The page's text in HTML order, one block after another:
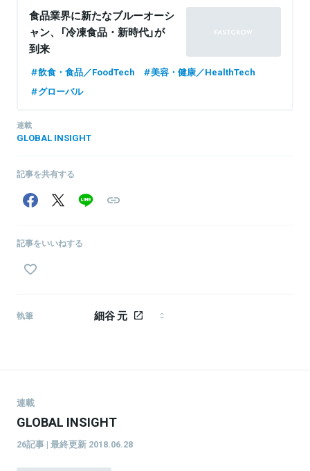
食品業界に新たなブルーオーシ
ャン、「冷凍食品・新時代」が
到来
飲食・食品／FoodTech
美容・健康／HealthTech
グローバル
連載
GLOBAL INSIGHT
記事を共有する
記事をいいねする
執筆 細谷 元
連載
GLOBAL INSIGHT
26記事 | 最終更新 2018.06.28